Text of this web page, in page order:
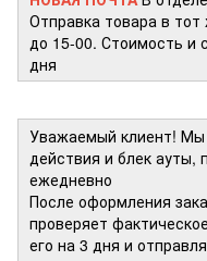
Отправка товара в
до 15-00. Стоимость и
дня
Уважаемый клиент! Мы
действия и блек ауты,
ежедневно
После оформления
проверяет
его на 3 дня и